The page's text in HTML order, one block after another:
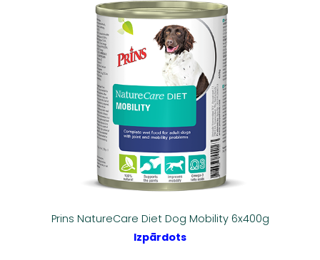
Prins NatureCare Diet Dog Mobility 6x400g
Izpārdots